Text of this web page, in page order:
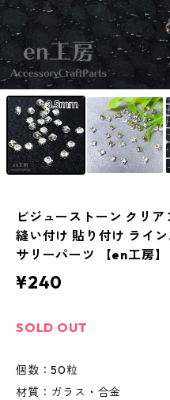
ビジューストーン クリ
縫い付け 貼り付け ライ
サリーパーツ 【en工房】
¥240
SOLD OUT
個数：50粒
材質：ガラス・合金